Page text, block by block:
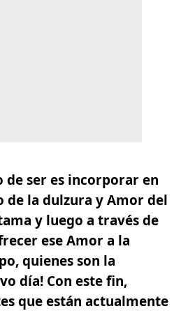
de ser es incorporar en
de la dulzura y Amor del
y luego a través de
ese Amor a la
quienes son la
día! Con este fin,
que están actualmente